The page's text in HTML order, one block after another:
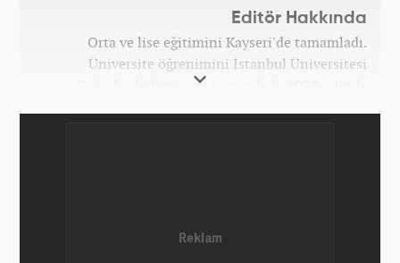
Editör Hakkında
Orta ve lise eğitimini Kayseri'de tamamladı.
Üniversite öğrenimini İstanbul Üniversitesi
Coğrafya bölümünde tamamladı. 2008 yılında